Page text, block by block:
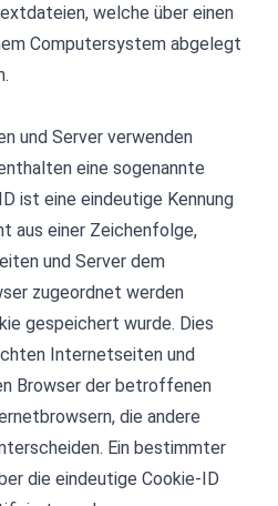
welche über einen
Computersystem abgelegt
und Server verwenden
eine sogenannte
ist eine eindeutige Kennung
aus einer Zeichenfolge,
und Server dem
zugeordnet werden
gespeichert wurde. Dies
Internetseiten und
Browser der betroffenen
die andere
Ein bestimmter
die eindeutige Cookie-ID